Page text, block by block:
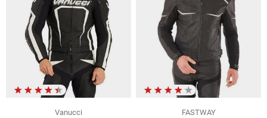
Vanucci
FASTWAY